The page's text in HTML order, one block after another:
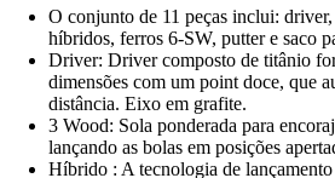
O conjunto de 11 peças inclui:
híbridos, ferros 6-SW, putter e saco
Driver: Driver composto de titânio
dimensões com um point doce, que
distância. Eixo em grafite.
3 Wood: Sola ponderada para
lançando as bolas em posições
Híbrido : A tecnologia de